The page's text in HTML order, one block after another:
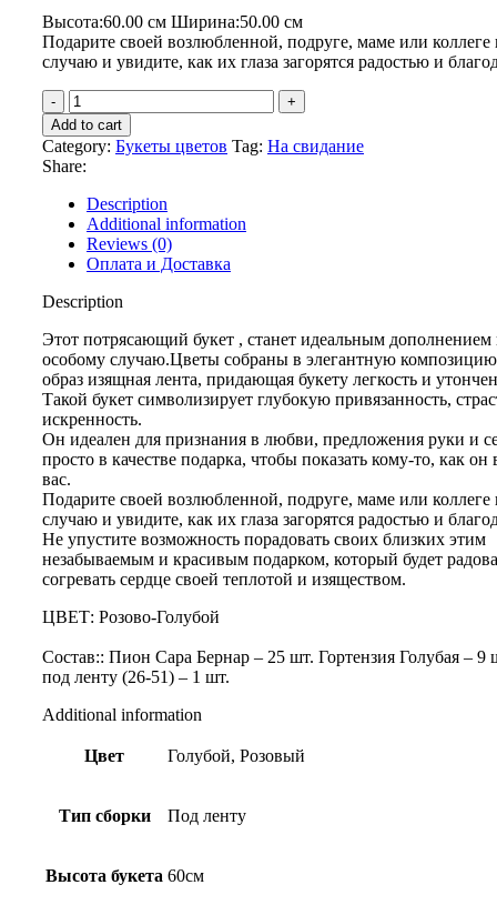
Высота:60.00 см Ширина:50.00 см
Подарите своей возлюбленной, подруге, маме или коллеге
случаю и увидите, как их глаза загорятся радостью и
Add to cart
Category: Букеты цветов Tag: На свидание
Share:
Description
Additional information
Reviews (0)
Оплата и Доставка
Description
Этот потрясающий букет , станет идеальным
особому случаю.Цветы собраны в элегантную
образ изящная лента, придающая букету легкость и
Такой букет символизирует глубокую привязанность,
искренность.
Он идеален для признания в любви, предложения руки и
просто в качестве подарка, чтобы показать кому-то, как он
вас.
Подарите своей возлюбленной, подруге, маме или коллеге
случаю и увидите, как их глаза загорятся радостью и
Не упустите возможность порадовать своих близких этим
незабываемым и красивым подарком, который будет
согревать сердце своей теплотой и изяществом.
ЦВЕТ: Розово-
Состав:: Пион Сара Бернар – 25 шт. Гортензия Голубая – 9
под ленту (26-51) – 1 шт.
Additional information
Цвет Голубой, Розовый
Тип сборки Под ленту
Высота букета 60см